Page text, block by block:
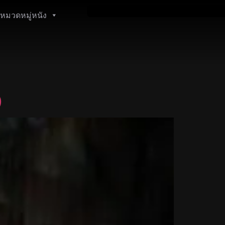
หมวดหมู่หนัง